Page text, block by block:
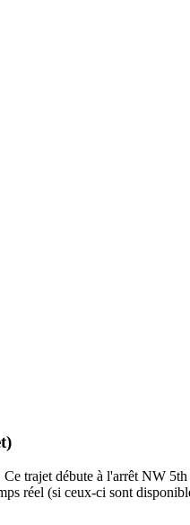
trajet débute à l'arrêt NW
réel (si ceux-ci sont